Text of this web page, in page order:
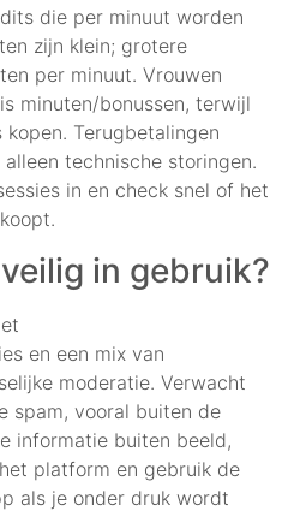
die per minuut worden
zijn klein; grotere
per minuut. Vrouwen
minuten/bonussen, terwijl
Terugbetalingen
technische storingen.
in en check snel of het
in gebruik?
en een mix van
moderatie. Verwacht
spam, vooral buiten de
informatie buiten beeld,
platform en gebruik de
als je onder druk wordt